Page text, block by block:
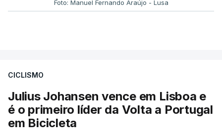
Foto: Manuel Fernando Araújo - Lusa
CICLISMO
Julius Johansen vence em Lisboa e
é o primeiro líder da Volta a Portugal
em Bicicleta